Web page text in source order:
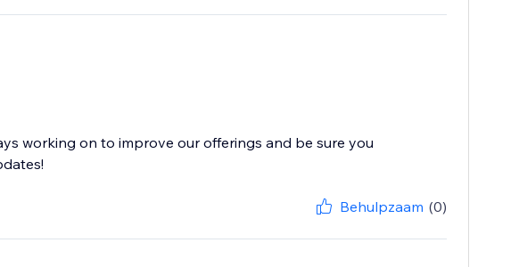
working on to improve our offerings and be sure you
Behulpzaam (0)